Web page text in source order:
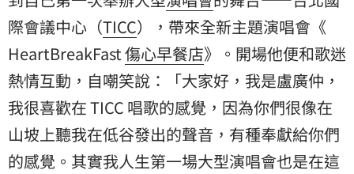
際會議中心（TICC），帶來全新主題演唱會《
HeartBreakFast傷心早餐店》。開場他便和歌迷
熱情互動，自嘲笑說：「大家好，我是盧廣仲，
我很喜歡在 TICC 唱歌的感覺，因為你們很像在
山坡上聽我在低谷發出的聲音，有種奉獻給你們
的感覺。其實我人生第一場大型演唱會也是在這